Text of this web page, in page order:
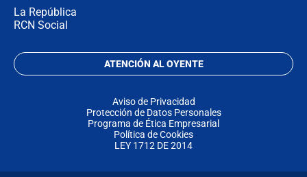
La República
RCN Social
ATENCIÓN AL OYENTE
Aviso de Privacidad
Protección de Datos Personales
Programa de Ética Empresarial
Política de Cookies
LEY 1712 DE 2014